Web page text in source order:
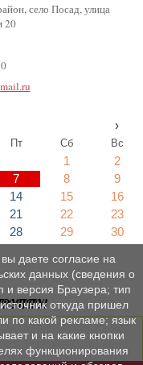
село Посад, улица
20
›
Пт Сб Вс
1
2
7 8
9
14 15
16
21 22
23
28 29
30
даете согласие на
данных (сведения о
версия Браузера; тип
откуда пришел
по какой рекламе; язык
и на какие кнопки
функционирования